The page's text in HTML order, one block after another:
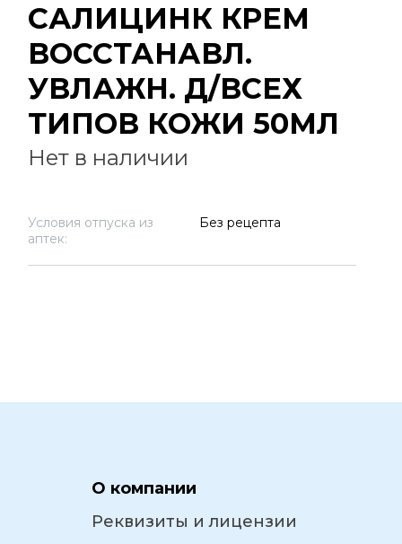
САЛИЦИНК КРЕМ
ВОССТАНАВЛ.
УВЛАЖН. Д/ВСЕХ
ТИПОВ КОЖИ 50МЛ
Нет в наличии
Условия отпуска из
аптек:
Без рецепта
О компании
Реквизиты и лицензии